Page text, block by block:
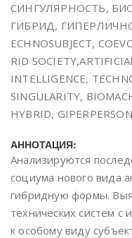
СИНГУЛЯРНОСТЬ,
ГИБРИД,
ECHNOSUBJECT,
RID
INTELLIGENCE,
SINGULARITY,
HYBRID,
АННОТАЦИЯ:
Анализируются
социума нового вида
гибридную формы.
технических систем с
к особому виду